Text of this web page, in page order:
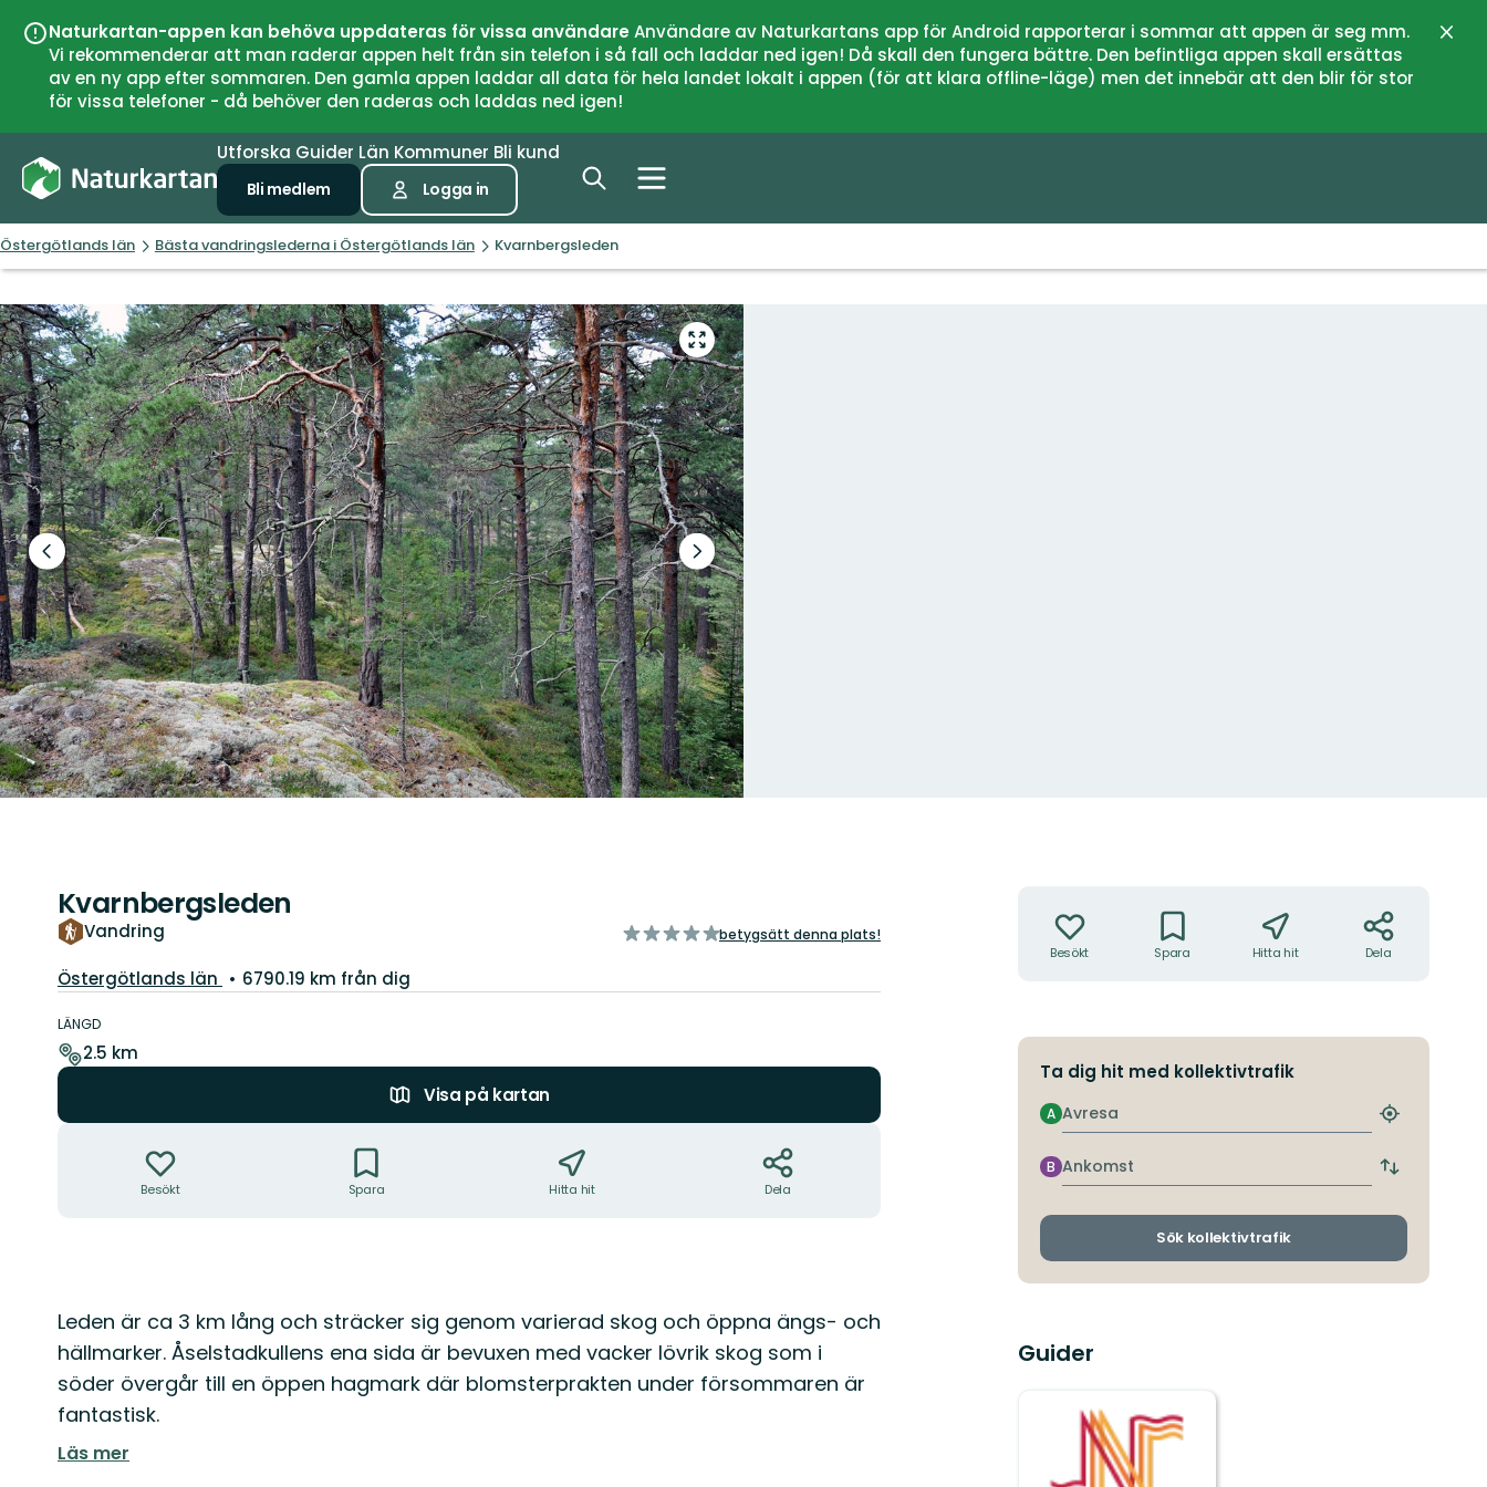
Naturkartan-appen kan behöva uppdateras för vissa användareAnvändare av Naturkartans app för Android rapporterar i sommar att appen är seg mm.
Vi rekommenderar att man raderar appen helt från sin telefon i så fall och laddar ned igen! Då skall den fungera bättre. Den befintliga appen skall ersättas
av en ny app efter sommaren. Den gamla appen laddar all data för hela landet lokalt i appen (för att klara offline-läge) men det innebär att den blir för stor
för vissa telefoner - då behöver den raderas och laddas ned igen!
Utforska Guider Län Kommuner Bli kund
Bli medlem Logga in
Östergötlands län Bästa vandringslederna i Östergötlands län Kvarnbergsleden
Gå
till
helskärmsläge
Föregående
bild
Nästa
bildspel
Kvarnbergsleden
Vandring
av
betygsätt denna plats!
Län:
Östergötlands län 6790.19 km från dig
om
leden
LÄNGD
2.5 km
Visa på kartan
Besökt Spara Hitta hit Dela
Beskrivning
Leden är ca 3 km lång och sträcker sig genom varierad skog och öppna ängs- och
hällmarker. Åselstadkullens ena sida är bevuxen med vacker lövrik skog som i
söder övergår till en öppen hagmark där blomsterprakten under försommaren är
fantastisk.
Läs mer
Besökt Spara Hitta hit Dela
Ta dig hit med kollektivtrafik
Avresa
A
Hitta
hållplats
Ankomst
B
Byt
och
Sök kollektivtrafik
Guider